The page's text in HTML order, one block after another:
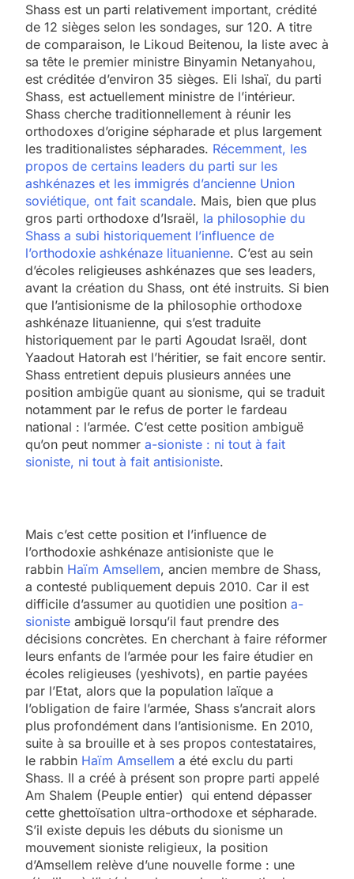
Shass est un parti relativement important, crédité
de 12 sièges selon les sondages, sur 120. A titre
de comparaison, le Likoud Beitenou, la liste avec à
sa tête le premier ministre Binyamin Netanyahou,
est créditée d’environ 35 sièges. Eli Ishaï, du parti
Shass, est actuellement ministre de l’intérieur.
Shass cherche traditionnellement à réunir les
orthodoxes d’origine sépharade et plus largement
les traditionalistes sépharades. Récemment, les
propos de certains leaders du parti sur les
ashkénazes et les immigrés d’ancienne Union
soviétique, ont fait scandale. Mais, bien que plus
gros parti orthodoxe d’Israël, la philosophie du
Shass a subi historiquement l’influence de
l’orthodoxie ashkénaze lituanienne. C’est au sein
d’écoles religieuses ashkénazes que ses leaders,
avant la création du Shass, ont été instruits. Si bien
que l’antisionisme de la philosophie orthodoxe
ashkénaze lituanienne, qui s’est traduite
historiquement par le parti Agoudat Israël, dont
Yaadout Hatorah est l’héritier, se fait encore sentir.
Shass entretient depuis plusieurs années une
position ambigüe quant au sionisme, qui se traduit
notamment par le refus de porter le fardeau
national : l’armée. C’est cette position ambiguë
qu’on peut nommer a-sioniste : ni tout à fait
sioniste, ni tout à fait antisioniste.
Mais c’est cette position et l’influence de
l’orthodoxie ashkénaze antisioniste que le
rabbin Haïm Amsellem, ancien membre de Shass,
a contesté publiquement depuis 2010. Car il est
difficile d’assumer au quotidien une position a-
sioniste ambiguë lorsqu’il faut prendre des
décisions concrètes. En cherchant à faire réformer
leurs enfants de l’armée pour les faire étudier en
écoles religieuses (yeshivots), en partie payées
par l’Etat, alors que la population laïque a
l’obligation de faire l’armée, Shass s’ancrait alors
plus profondément dans l’antisionisme. En 2010,
suite à sa brouille et à ses propos contestataires,
le rabbin Haïm Amsellem a été exclu du parti
Shass. Il a créé à présent son propre parti appelé
Am Shalem (Peuple entier) qui entend dépasser
cette ghettoïsation ultra-orthodoxe et sépharade.
S’il existe depuis les débuts du sionisme un
mouvement sioniste religieux, la position
d’Amsellem relève d’une nouvelle forme : une